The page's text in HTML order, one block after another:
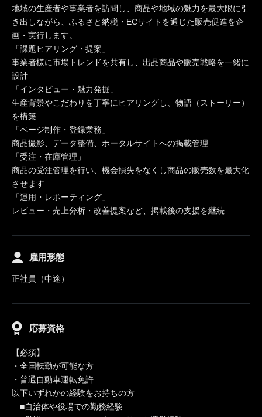
地域の生産者や事業者を訪問し、商品や地域の魅力を最大限に引
き出しながら、ふるさと納税・ECサイトを通じた販売促進を企
画・実行します。
「課題ヒアリング・提案」
事業者様に市場トレンドを共有し、出品商品や販売戦略を一緒に
設計
「インタビュー・魅力発掘」
生産背景やこだわりを丁寧にヒアリングし、物語（ストーリー）
を構築
「ページ制作・登録業務」
商品撮影、データ整備、ポータルサイトへの掲載管理
「受注・在庫管理」
商品の受注管理を行い、機会損失をなくし商品の販売数を最大化
させます
「運用・レポーティング」
レビュー・売上分析・改善提案など、掲載後の支援を継続
雇用形態
正社員（中途）
応募資格
【必須】
・全国転勤が可能な方
・普通自動車運転免許
以下いずれかの経験をお持ちの方
■自治体や役場での勤務経験